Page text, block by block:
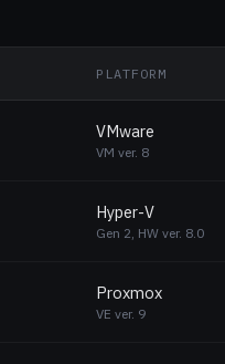
PLATFORM
VMware
VM ver. 8
Hyper-V
Gen 2, HW ver. 8.0
Proxmox
VE ver. 9